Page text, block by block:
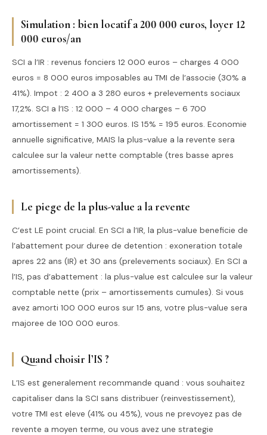
Simulation : bien locatif a 200 000 euros, loyer 12
000 euros/an
SCI a l’IR : revenus fonciers 12 000 euros – charges 4 000
euros = 8 000 euros imposables au TMI de l’associe (30% a
41%). Impot : 2 400 a 3 280 euros + prelevements sociaux
17,2%. SCI a l’IS : 12 000 – 4 000 charges – 6 700
amortissement = 1 300 euros. IS 15% = 195 euros. Economie
annuelle significative, MAIS la plus-value a la revente sera
calculee sur la valeur nette comptable (tres basse apres
amortissements).
Le piege de la plus-value a la revente
C’est LE point crucial. En SCI a l’IR, la plus-value beneficie de
l’abattement pour duree de detention : exoneration totale
apres 22 ans (IR) et 30 ans (prelevements sociaux). En SCI a
l’IS, pas d’abattement : la plus-value est calculee sur la valeur
comptable nette (prix – amortissements cumules). Si vous
avez amorti 100 000 euros sur 15 ans, votre plus-value sera
majoree de 100 000 euros.
Quand choisir l’IS ?
L’IS est generalement recommande quand : vous souhaitez
capitaliser dans la SCI sans distribuer (reinvestissement),
votre TMI est eleve (41% ou 45%), vous ne prevoyez pas de
revente a moyen terme, ou vous avez une strategie